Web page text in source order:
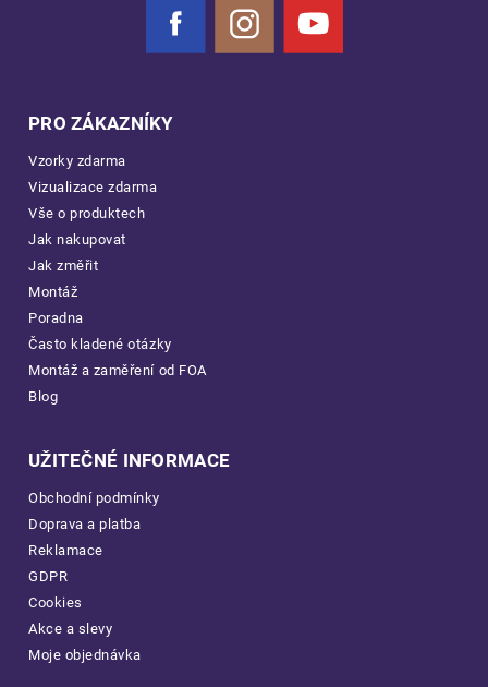
Facebook Instagram YouTube
PRO ZÁKAZNÍKY
Vzorky zdarma
Vizualizace zdarma
Vše o produktech
Jak nakupovat
Jak změřit
Montáž
Poradna
Často kladené otázky
Montáž a zaměření od FOA
Blog
UŽITEČNÉ INFORMACE
Obchodní podmínky
Doprava a platba
Reklamace
GDPR
Cookies
Akce a slevy
Moje objednávka